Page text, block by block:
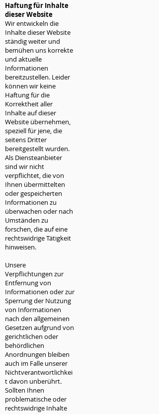
Haftung für Inhalte
dieser Website
Wir entwickeln die
Inhalte dieser Website
ständig weiter und
bemühen uns korrekte
und aktuelle
Informationen
bereitzustellen. Leider
können wir keine
Haftung für die
Korrektheit aller
Inhalte auf dieser
Website übernehmen,
speziell für jene, die
seitens Dritter
bereitgestellt wurden.
Als Diensteanbieter
sind wir nicht
verpflichtet, die von
Ihnen übermittelten
oder gespeicherten
Informationen zu
überwachen oder nach
Umständen zu
forschen, die auf eine
rechtswidrige Tätigkeit
hinweisen.
Unsere
Verpflichtungen zur
Entfernung von
Informationen oder zur
Sperrung der Nutzung
von Informationen
nach den allgemeinen
Gesetzen aufgrund von
gerichtlichen oder
behördlichen
Anordnungen bleiben
auch im Falle unserer
Nichtverantwortlichkei
t davon unberührt.
Sollten Ihnen
problematische oder
rechtswidrige Inhalte